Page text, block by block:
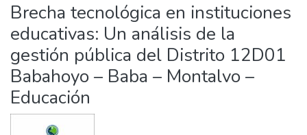
Brecha tecnológica en instituciones
educativas: Un análisis de la
gestión pública del Distrito 12D01
Babahoyo – Baba – Montalvo –
Educación